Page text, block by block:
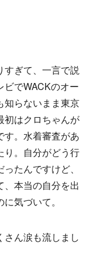
すぎて、一言で説
でWACKのオー
知らないまま東京
初はクロちゃんが
す。水着審査があ
り。自分がどう行
たんですけど、
本当の自分を出
気づいて。
さん涙も流しまし